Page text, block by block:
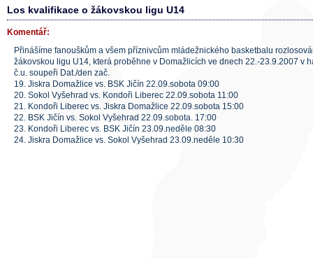
Los kvalifikace o žákovskou ligu U14
Komentář:
Přinášíme fanouškům a všem příznivcům mládežnického basketbalu
žákovskou ligu U14, která proběhne v Domažlicích ve dnech 22.-23.9.2007 v
č.u. soupeři Dat./den zač.
19. Jiskra Domažlice vs. BSK Jičín 22.09.sobota 09:00
20. Sokol Vyšehrad vs. Kondoři Liberec 22.09.sobota 11:00
21. Kondoři Liberec vs. Jiskra Domažlice 22.09.sobota 15:00
22. BSK Jičín vs. Sokol Vyšehrad 22.09.sobota. 17:00
23. Kondoři Liberec vs. BSK Jičín 23.09.neděle 08:30
24. Jiskra Domažlice vs. Sokol Vyšehrad 23.09.neděle 10:30